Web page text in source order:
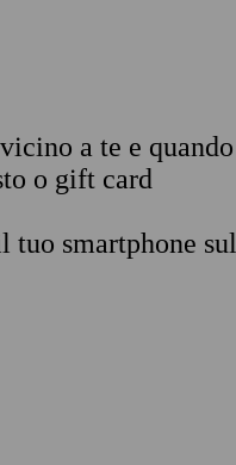
a te e quando
o gift card
tuo smartphone sul